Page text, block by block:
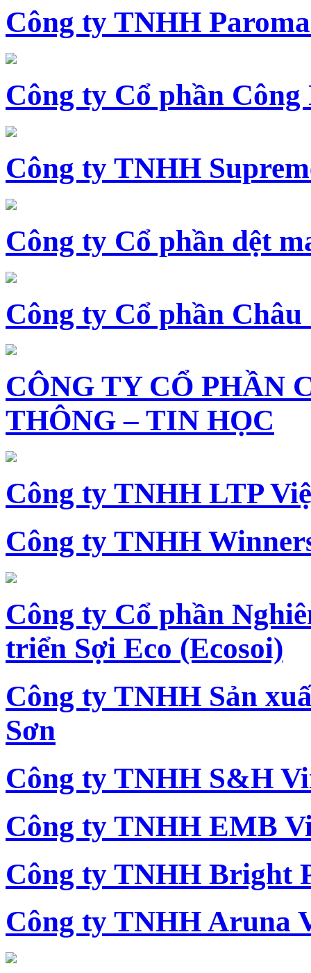
Công ty TNHH
Công ty Cổ phần Công
Công ty TNHH
Công ty Cổ phần dệt
Công ty Cổ phần Châu
CÔNG TY CỔ PHẦN
THÔNG – TIN HỌC
Công ty TNHH LTP
Công ty TNHH
Công ty Cổ phần
triển Sợi Eco (Ecosoi)
Công ty TNHH Sản
Sơn
Công ty TNHH S&H
Công ty TNHH EMB
Công ty TNHH Bright
Công ty TNHH Aruna